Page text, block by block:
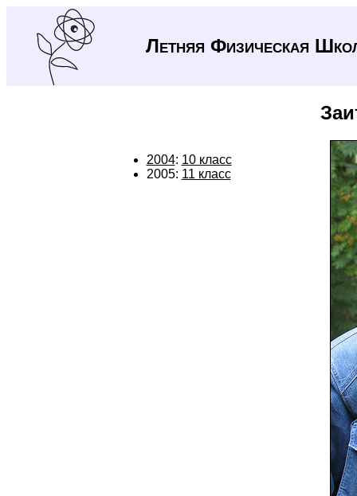
Летняя Физическая
2004: 10 класс
2005: 11 класс